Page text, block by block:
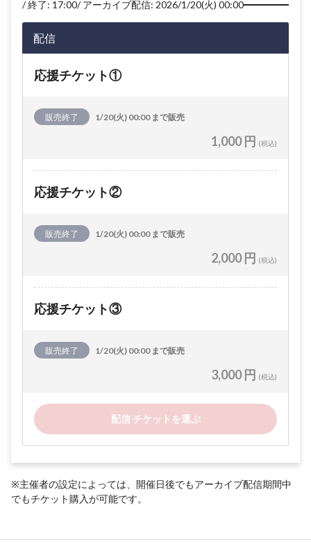
終了: 17:00 アーカイブ配信: 2026/1/20(火) 00:00
配信
応援チケット①
販売終了 1/20(火) 00:00 まで販売
1,000 円 (税込)
応援チケット②
販売終了 1/20(火) 00:00 まで販売
2,000 円 (税込)
応援チケット③
販売終了 1/20(火) 00:00 まで販売
3,000 円 (税込)
配信 チケットを選ぶ
※主催者の設定によっては、開催日後でもアーカイブ配信期間中
でもチケット購入が可能です。